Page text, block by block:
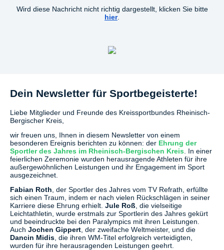
Wird diese Nachricht nicht richtig dargestellt, klicken Sie bitte
hier.
Dein Newsletter für Sportbegeisterte!
Liebe Mitglieder und Freunde des Kreissportbundes Rheinisch-
Bergischer Kreis,
wir freuen uns, Ihnen in diesem Newsletter von einem
besonderen Ereignis berichten zu können: der Ehrung der
Sportler des Jahres im Rheinisch-Bergischen Kreis . In einer
feierlichen Zeremonie wurden herausragende Athleten für ihre
außergewöhnlichen Leistungen und ihr Engagement im Sport
ausgezeichnet.
Fabian Roth , der Sportler des Jahres vom TV Refrath, erfüllte
sich einen Traum, indem er nach vielen Rückschlägen in seiner
Karriere diese Ehrung erhielt. Jule Roß , die vielseitige
Leichtathletin, wurde erstmals zur Sportlerin des Jahres gekürt
und beeindruckte bei den Paralympics mit ihren Leistungen.
Auch Jochen Gippert , der zweifache Weltmeister, und die
Dancin Midis , die ihren WM-Titel erfolgreich verteidigten,
wurden für ihre herausragenden Leistungen geehrt.